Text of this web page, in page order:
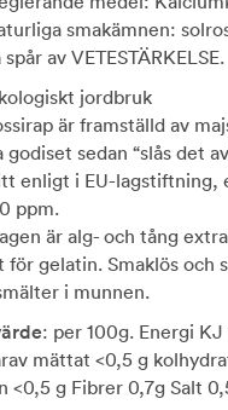
smakämnen:
av VETESTÄRKELSE.
jordbruk
är framställd av
sedan “slås det
enligt i EU-lagstiftning,
ppm.
är alg- och tång
för gelatin. Smaklös och
i munnen.
: per 100g. Energi
mättat <0,5 g
<0,5 g Fibrer 0,7g Salt